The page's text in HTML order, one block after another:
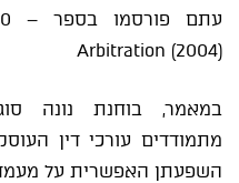
Arbitration (2004)
במאמר, בוחנת נונה
מתמודדים עורכי דין
השפעתן האפשרית על